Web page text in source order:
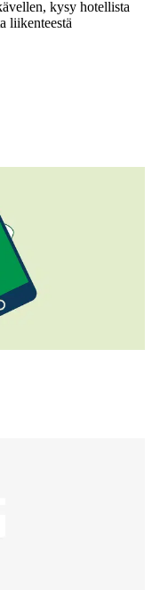
kysy hotellista
liikenteestä